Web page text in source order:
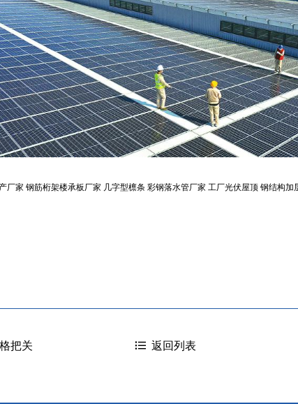
厂家 钢筋桁架楼承板厂家 几字型檩条 彩钢落水管厂家 工厂光伏屋顶钢结构加
把关 返回列表